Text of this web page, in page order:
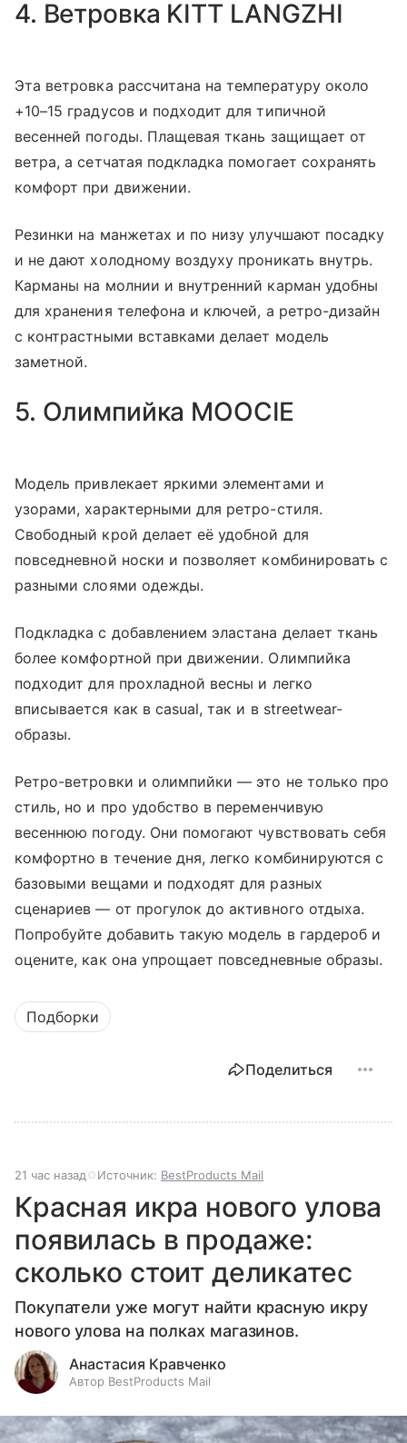
4. Ветровка KITT LANGZHI
Эта ветровка рассчитана на температуру около
+10–15 градусов и подходит для типичной
весенней погоды. Плащевая ткань защищает от
ветра, а сетчатая подкладка помогает сохранять
комфорт при движении.
Резинки на манжетах и по низу улучшают посадку
и не дают холодному воздуху проникать внутрь.
Карманы на молнии и внутренний карман удобны
для хранения телефона и ключей, а ретро-дизайн
с контрастными вставками делает модель
заметной.
5. Олимпийка MOOCIE
Модель привлекает яркими элементами и
узорами, характерными для ретро-стиля.
Свободный крой делает её удобной для
повседневной носки и позволяет комбинировать с
разными слоями одежды.
Подкладка с добавлением эластана делает ткань
более комфортной при движении. Олимпийка
подходит для прохладной весны и легко
вписывается как в casual, так и в streetwear-
образы.
Ретро-ветровки и олимпийки — это не только про
стиль, но и про удобство в переменчивую
весеннюю погоду. Они помогают чувствовать себя
комфортно в течение дня, легко комбинируются с
базовыми вещами и подходят для разных
сценариев — от прогулок до активного отдыха.
Попробуйте добавить такую модель в гардероб и
оцените, как она упрощает повседневные образы.
Подборки
Поделиться
21 час назад Источник: BestProducts Mail
Красная икра нового улова
появилась в продаже:
сколько стоит деликатес
Покупатели уже могут найти красную икру
нового улова на полках магазинов.
Анастасия Кравченко
Автор BestProducts Mail